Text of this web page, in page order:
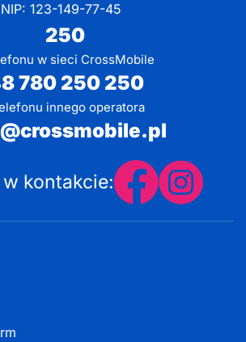
NIP: 123-149-77-45
250
w sieci CrossMobile
780 250 250
innego operatora
kontakcie: